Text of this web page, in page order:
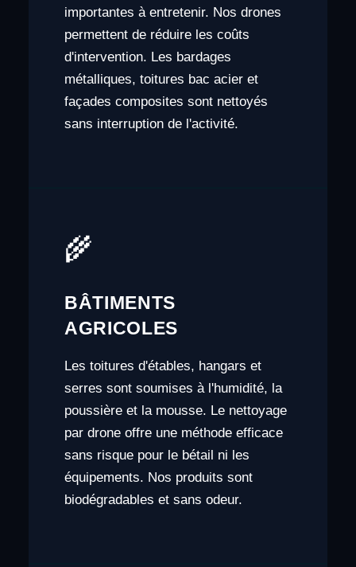
importantes à entretenir. Nos drones
permettent de réduire les coûts
d'intervention. Les bardages
métalliques, toitures bac acier et
façades composites sont nettoyés
sans interruption de l'activité.
🌾
BÂTIMENTS
AGRICOLES
Les toitures d'étables, hangars et
serres sont soumises à l'humidité, la
poussière et la mousse. Le nettoyage
par drone offre une méthode efficace
sans risque pour le bétail ni les
équipements. Nos produits sont
biodégradables et sans odeur.